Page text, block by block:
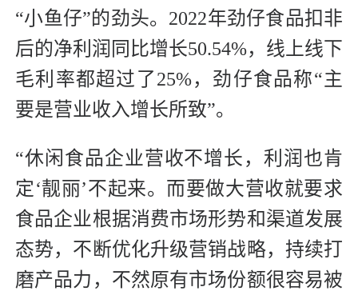
“小鱼仔”的劲头。2022年劲仔食品扣非
后的净利润同比增长50.54%，线上线下
毛利率都超过了25%，劲仔食品称“主
要是营业收入增长所致”。
“休闲食品企业营收不增长，利润也肯
定‘靓丽’不起来。而要做大营收就要求
食品企业根据消费市场形势和渠道发展
态势，不断优化升级营销战略，持续打
磨产品力，不然原有市场份额很容易被